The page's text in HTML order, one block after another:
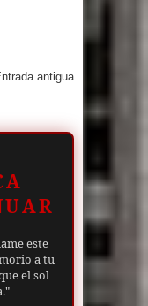
antigua
este
a tu
el sol